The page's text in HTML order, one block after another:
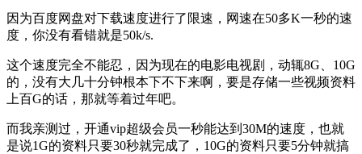
因为百度网盘对下载速度进行了限速，网速在50多K一秒的速
度，你没有看错就是50k/s.
这个速度完全不能忍，因为现在的电影电视剧，动辄8G、10G
的，没有大几十分钟根本下不下来啊，要是存储一些视频资料
上百G的话，那就等着过年吧。
而我亲测过，开通vip超级会员一秒能达到30M的速度，也就
是说1G的资料只要30秒就完成了，10G的资料只要5分钟就搞